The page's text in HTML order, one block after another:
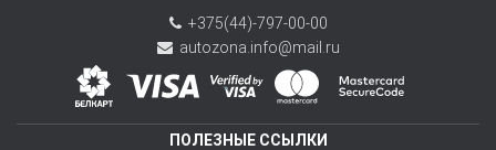
+375(44)-797-00-00
autozona.info@mail.ru
ПОЛЕЗНЫЕ ССЫЛКИ